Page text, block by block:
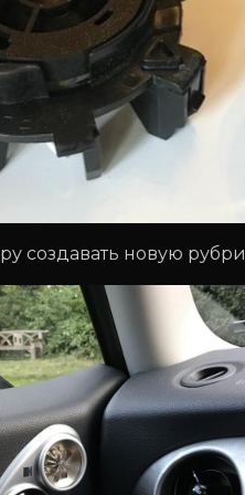
создавать новую